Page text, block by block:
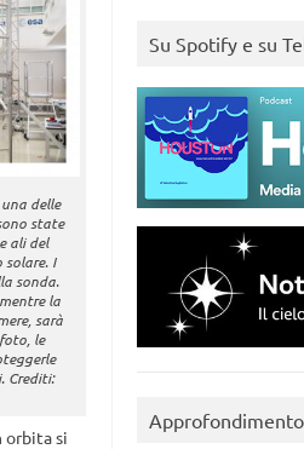
delle
state
ali del
solare. I
sonda.
la
sarà
le
Crediti:
orbita si
Su Spotify e su
Approfondimento